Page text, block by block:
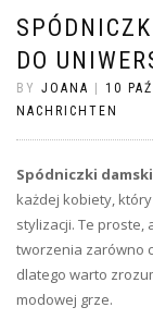
DO
BY JOANA | 10
NACHRICHTEN
Spódniczki
każdej kobiety,
stylizacji. Te proste,
tworzenia zarówno
dlatego warto
modowej grze.